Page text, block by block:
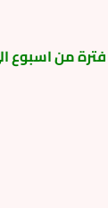
فترة من اسبوع